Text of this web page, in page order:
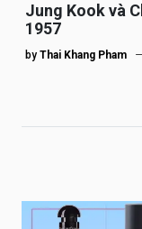
Jung Kook và
1957
by Thai Khang Pham